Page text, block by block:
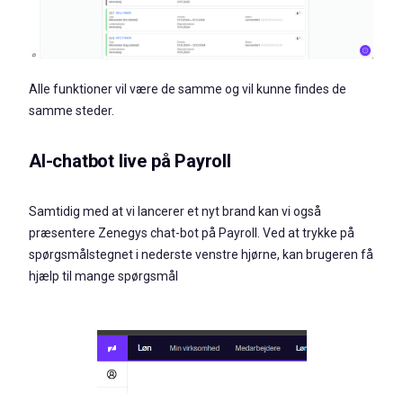
Alle funktioner vil være de samme og vil kunne findes de
samme steder.
AI-chatbot live på Payroll
Samtidig med at vi lancerer et nyt brand kan vi også
præsentere Zenegys chat-bot på Payroll. Ved at trykke på
spørgsmålstegnet i nederste venstre hjørne, kan brugeren få
hjælp til mange spørgsmål